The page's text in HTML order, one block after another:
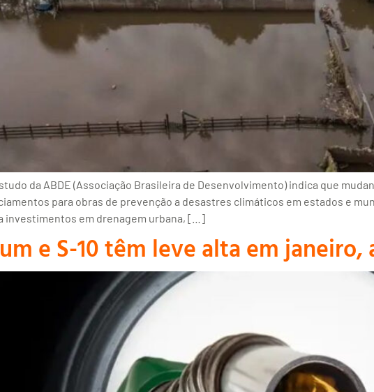
da ABDE (Associação Brasileira de Desenvolvimento) indica que
para obras de prevenção a desastres climáticos em estados e
investimentos em drenagem urbana, […]
e S-10 têm leve alta em